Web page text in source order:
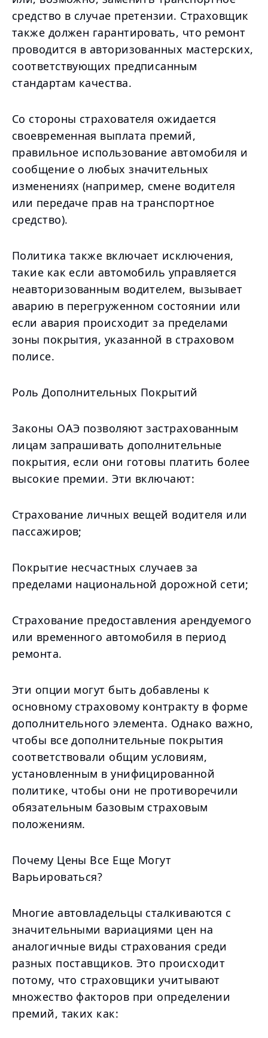
средство в случае претензии. Страховщик
также должен гарантировать, что ремонт
проводится в авторизованных мастерских,
соответствующих предписанным
стандартам качества.
Со стороны страхователя ожидается
своевременная выплата премий,
правильное использование автомобиля и
сообщение о любых значительных
изменениях (например, смене водителя
или передаче прав на транспортное
средство).
Политика также включает исключения,
такие как если автомобиль управляется
неавторизованным водителем, вызывает
аварию в перегруженном состоянии или
если авария происходит за пределами
зоны покрытия, указанной в страховом
полисе.
Роль Дополнительных Покрытий
Законы ОАЭ позволяют застрахованным
лицам запрашивать дополнительные
покрытия, если они готовы платить более
высокие премии. Эти включают:
Страхование личных вещей водителя или
пассажиров;
Покрытие несчастных случаев за
пределами национальной дорожной сети;
Страхование предоставления арендуемого
или временного автомобиля в период
ремонта.
Эти опции могут быть добавлены к
основному страховому контракту в форме
дополнительного элемента. Однако важно,
чтобы все дополнительные покрытия
соответствовали общим условиям,
установленным в унифицированной
политике, чтобы они не противоречили
обязательным базовым страховым
положениям.
Почему Цены Все Еще Могут
Варьироваться?
Многие автовладельцы сталкиваются с
значительными вариациями цен на
аналогичные виды страхования среди
разных поставщиков. Это происходит
потому, что страховщики учитывают
множество факторов при определении
премий, таких как: